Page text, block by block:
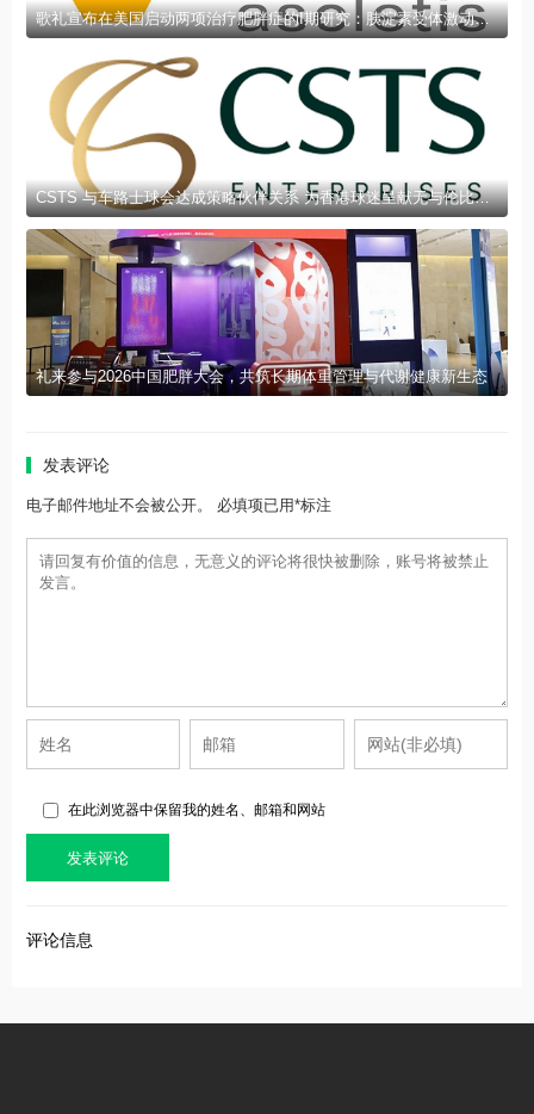
歌礼宣布在美国启动两项治疗肥胖症的I期研究：胰淀素受体激动剂多肽月注射剂ASC36、ASC36和GLP-1R/GIPR激动剂多肽ASC35的复方月注射剂ASC36_35FDC
CSTS 与车路士球会达成策略伙伴关系 为香港球迷呈献无与伦比的足球盛宴与精彩体验
礼来参与2026中国肥胖大会，共筑长期体重管理与代谢健康新生态
发表评论
电子邮件地址不会被公开。 必填项已用*标注
在此浏览器中保留我的姓名、邮箱和网站
评论信息